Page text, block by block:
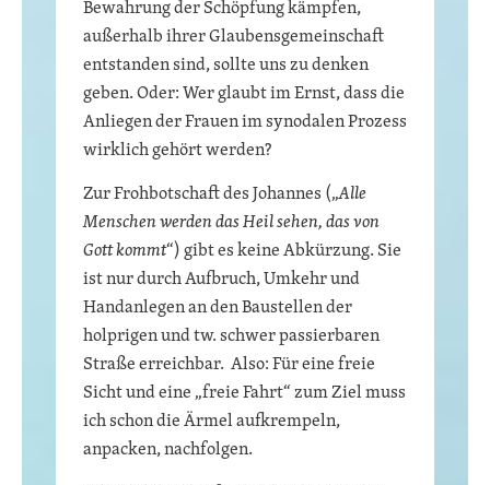
Bewahrung der Schöpfung kämpfen,
außerhalb ihrer Glaubensgemeinschaft
entstanden sind, sollte uns zu denken
geben. Oder: Wer glaubt im Ernst, dass die
Anliegen der Frauen im synodalen Prozess
wirklich gehört werden?
Zur Frohbotschaft des Johannes („Alle
Menschen werden das Heil sehen, das von
Gott kommt“) gibt es keine Abkürzung. Sie
ist nur durch Aufbruch, Umkehr und
Handanlegen an den Baustellen der
holprigen und tw. schwer passierbaren
Straße erreichbar. Also: Für eine freie
Sicht und eine „freie Fahrt“ zum Ziel muss
ich schon die Ärmel aufkrempeln,
anpacken, nachfolgen.